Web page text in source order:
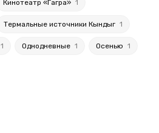
Кинотеатр «Гагра» 1
Термальные источники Кындыг 1
1 Однодневные 1 Осенью 1